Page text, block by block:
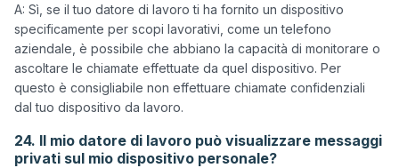
A: Sì, se il tuo datore di lavoro ti ha fornito un dispositivo
specificamente per scopi lavorativi, come un telefono
aziendale, è possibile che abbiano la capacità di monitorare o
ascoltare le chiamate effettuate da quel dispositivo. Per
questo è consigliabile non effettuare chiamate confidenziali
24. Il mio datore di lavoro può visualizzare messaggi
privati sul mio dispositivo personale?